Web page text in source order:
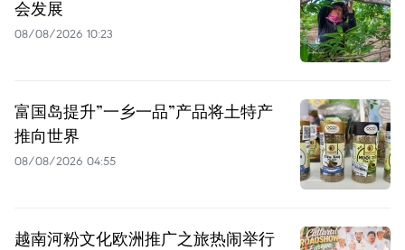
会发展
08/08/2026 10:23
富国岛提升”一乡一品”产品将土特产
推向世界
08/08/2026 04:55
越南河粉文化欧洲推广之旅热闹举行